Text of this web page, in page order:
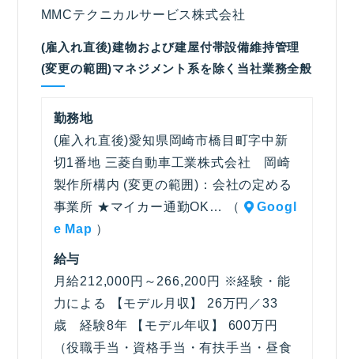
MMCテクニカルサービス株式会社
(雇入れ直後)建物および建屋付帯設備維持管理
(変更の範囲)マネジメント系を除く当社業務全般
勤務地
(雇入れ直後)愛知県岡崎市橋目町字中新
切1番地 三菱自動車工業株式会社 岡崎
製作所構内 (変更の範囲)：会社の定める
事業所 ★マイカー通勤OK… （
Googl
e Map ）
給与
月給212,000円～266,200円 ※経験・能
力による 【モデル月収】 26万円／33
歳 経験8年 【モデル年収】 600万円
（役職手当・資格手当・有扶手当・昼食